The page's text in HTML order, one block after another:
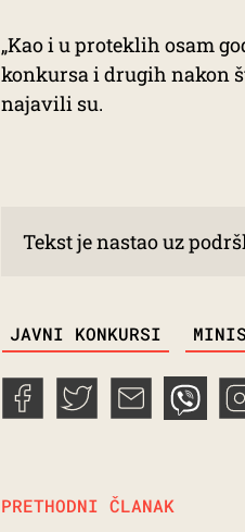
„Kao i u proteklih osam
konkursa i drugih nakon
najavili su.
Tekst je nastao uz
JAVNI KONKURSI
PRETHODNI ČLANAK